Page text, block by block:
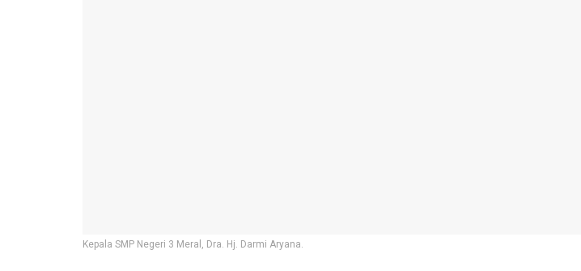
Kepala SMP Negeri 3 Meral, Dra. Hj. Darmi Aryana.